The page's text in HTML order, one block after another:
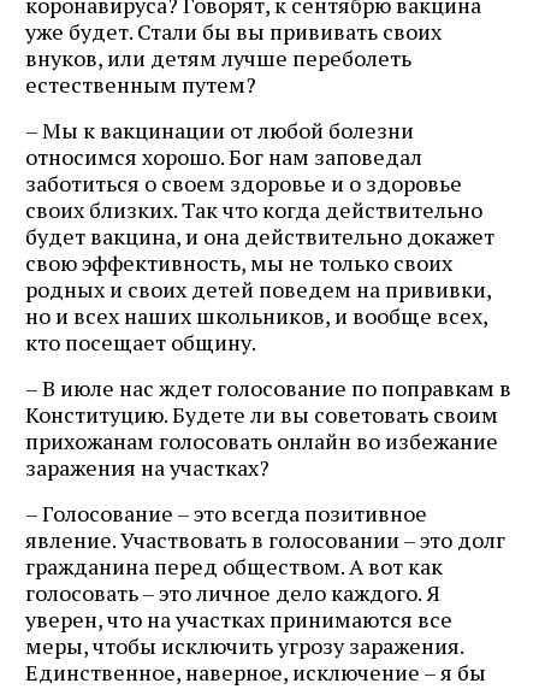
уже будет. Стали бы вы прививать своих
внуков, или детям лучше переболеть
естественным путем?
– Мы к вакцинации от любой болезни
относимся хорошо. Бог нам заповедал
заботиться о своем здоровье и о здоровье
своих близких. Так что когда действительно
будет вакцина, и она действительно докажет
свою эффективность, мы не только своих
родных и своих детей поведем на прививки,
но и всех наших школьников, и вообще всех,
кто посещает общину.
– В июле нас ждет голосование по поправкам в
Конституцию. Будете ли вы советовать своим
прихожанам голосовать онлайн во избежание
заражения на участках?
– Голосование – это всегда позитивное
явление. Участвовать в голосовании – это долг
гражданина перед обществом. А вот как
голосовать – это личное дело каждого. Я
уверен, что на участках принимаются все
меры, чтобы исключить угрозу заражения.
Единственное, наверное, исключение – я бы